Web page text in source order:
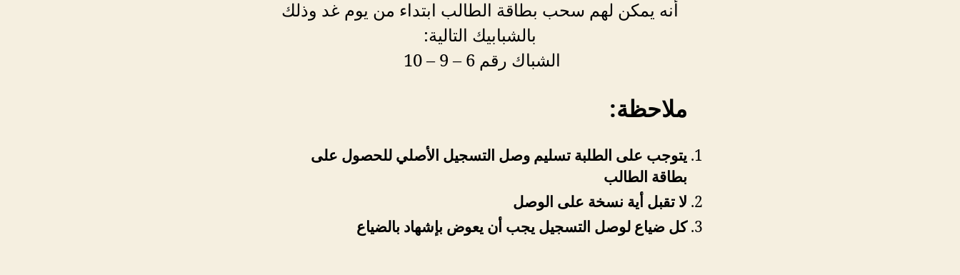
أنه يمكن لهم سحب بطاقة الطالب ابتداء من يوم غد وذلك
بالشبابيك التالية:
الشباك رقم 6 – 9 – 10
ملاحظة:
يتوجب على الطلبة تسليم وصل التسجيل الأصلي للحصول على
بطاقة الطالب
لا تقبل أية نسخة على الوصل
كل ضياع لوصل التسجيل يجب أن يعوض بإشهاد بالضياع